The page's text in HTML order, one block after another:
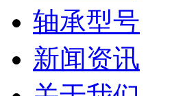
轴承型号
新闻资讯